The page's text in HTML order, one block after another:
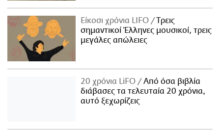
Είκοσι χρόνια LIFO
Tρεις
σημαντικοί Έλληνες μουσικοί, τρεις
μεγάλες απώλειες
20 χρόνια LiFO
Από όσα βιβλία
διάβασες τα τελευταία 20 χρόνια,
αυτό ξεχωρίζεις